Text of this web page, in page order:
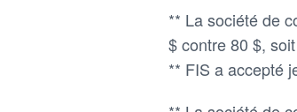
** La société de
$ contre 80 $,
** FIS a accepté